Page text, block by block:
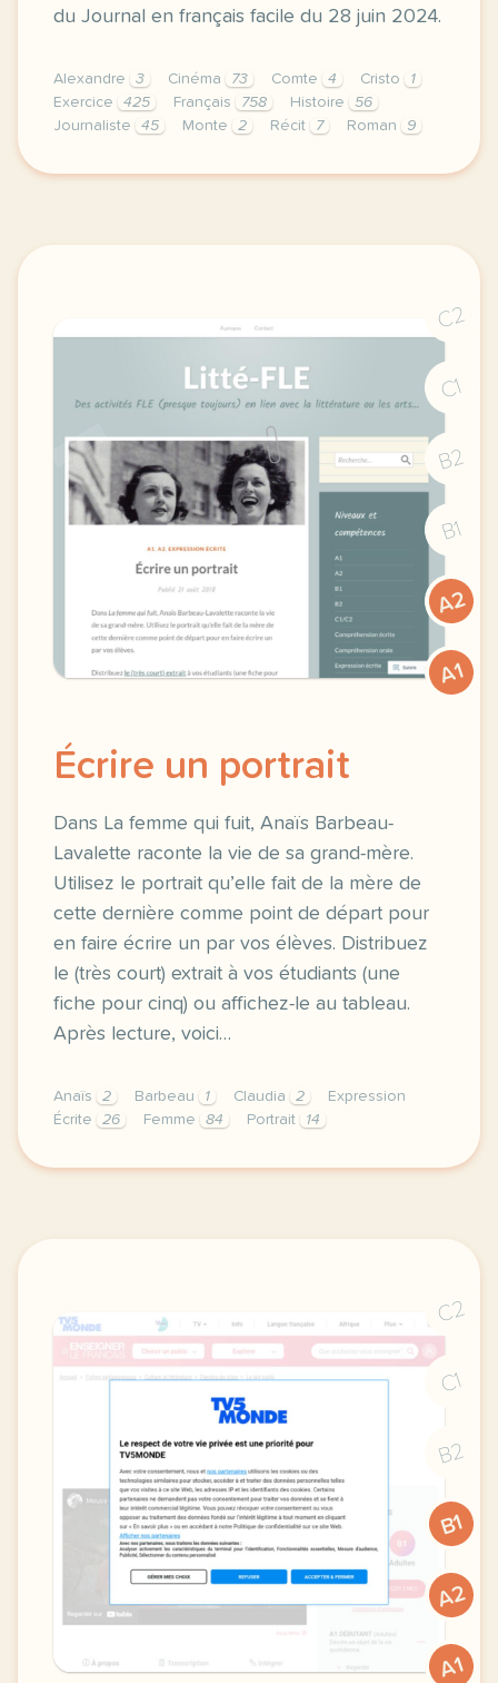
du Journal en français facile du 28 juin 2024.
Alexandre 3 Cinéma 73 Comte 4 Cristo
1
Exercice
425 Français 758 Histoire
56
Journaliste
45 Monte 2 Récit 7 Roman 9
exercice b1 le comte de monte cristo un chef d
C2
C1
B2
B1
A2
A1
Écrire un portrait
Dans La femme qui fuit, Anaïs Barbeau-
Lavalette raconte la vie de sa grand-mère.
Utilisez le portrait qu’elle fait de la mère de
cette dernière comme point de départ pour
en faire écrire un par vos élèves. Distribuez
le (très court) extrait à vos étudiants (une
fiche pour cinq) ou affichez-le au tableau.
Après lecture, voici…
Anaïs 2 Barbeau 1 Claudia 2
Expression
Écrite
26 Femme 84 Portrait 14
dans la femme qui fuit anais barbeau lavalette
C2
C1
B2
B1
A2
A1